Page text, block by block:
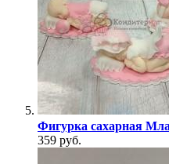
Фигурка сахарная
359 руб.